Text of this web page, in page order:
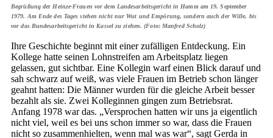
Begrüßung der Heinze-Frauen vor dem Landesarbeitsgericht in Hamm am 19. September
1979. Am Ende des Tages stehen nicht nur Wut und Empörung, sondern auch der Wille, bis
vor das Bundesarbeitsgericht in Kassel zu ziehen. (Foto: Manfred Scholz)
Ihre Geschichte beginnt mit einer zufälligen Entdeckung. Ein
Kollege hatte seinen Lohnstreifen am Arbeitsplatz liegen
gelassen, gut sichtbar. Eine Kollegin warf einen Blick darauf und
sah schwarz auf weiß, was viele Frauen im Betrieb schon länger
geahnt hatten: Die Männer wurden für die gleiche Arbeit besser
bezahlt als sie. Zwei Kolleginnen gingen zum Betriebsrat.
Anfang 1978 war das. „Versprochen hatten wir uns ja eigentlich
nicht viel, weil es bei uns schon immer so war, dass die Frauen
nicht so zusammenhielten, wenn mal was war“, sagt Gerda in